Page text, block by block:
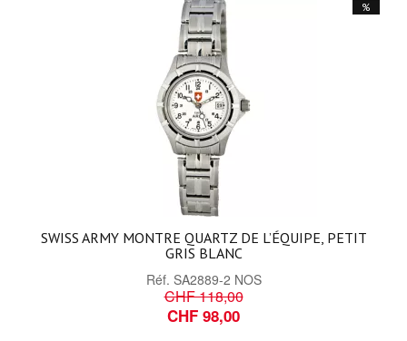
%
SWISS ARMY MONTRE QUARTZ DE L’ÉQUIPE, PETIT
GRIS BLANC
Réf. SA2889-2 NOS
CHF 118,00
CHF 98,00